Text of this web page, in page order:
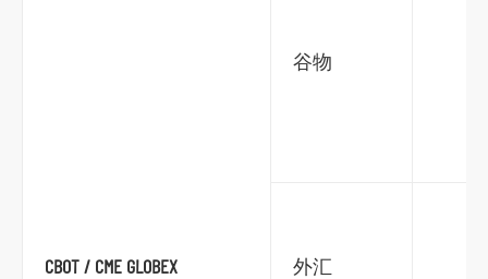
CBOT / CME GLOBEX
谷物
外汇